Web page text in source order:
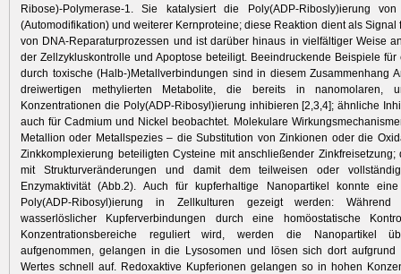
Ribose)-Polymerase-1. Sie katalysiert die Poly(ADP-Ribosly)ierung
(Automodifikation) und weiterer Kernproteine; diese Reaktion dient als Signal
von DNA-Reparaturprozessen und ist darüber hinaus in vielfältiger Weise
der Zellzykluskontrolle und Apoptose beteiligt. Beeindruckende Beispiele
durch toxische (Halb-)­Metallverbindungen sind in diesem Zusammenhang
dreiwertigen methylierten Metabolite, die bereits in nanomolaren,
Konzentrationen die Poly(ADP-Ribosyl)ierung inhibieren [2,3,4]; ähnliche
auch für Cadmium und Nickel beobachtet. Molekulare
Metallion oder Metallspezies – die Substitution von Zinkionen oder die
Zinkkomplexierung beteiligten Cysteine mit anschließender Zinkfreisetzung;
mit Strukturveränderungen und damit dem teilweisen oder
Enzymaktivität (Abb.2). Auch für kupfer­haltige Nanopartikel konnte
Poly(ADP-Ribosyl)ierung in Zellkulturen gezeigt werden:
wasserlöslicher Kupferverbindungen durch eine homöostatische
Konzentrationsbereiche reguliert wird, werden die Nanopartikel
aufgenommen, gelangen in die ­Lysosomen und lösen sich dort aufgrund
Wertes schnell auf. Redoxaktive Kupferionen gelangen so in hohen